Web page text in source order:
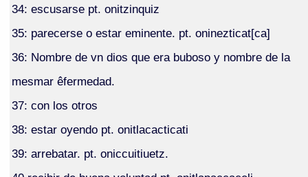
34: escusarse pt. onitzinquiz
35: parecerse o estar eminente. pt. oninezticat[ca]
36: Nombre de vn dios que era buboso y nombre de la
mesmar êfermedad.
37: con los otros
38: estar oyendo pt. onitlacacticati
39: arrebatar. pt. oniccuitiuetz.